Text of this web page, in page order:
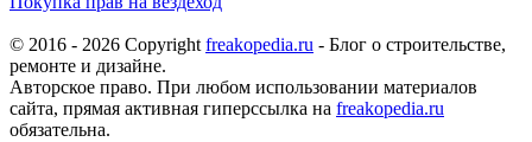
© 2016 - 2026 Copyright freakopedia.ru - Блог о строительстве,
ремонте и дизайне.
Авторское право. При любом использовании материалов
сайта, прямая активная гиперссылка на freakopedia.ru
обязательна.